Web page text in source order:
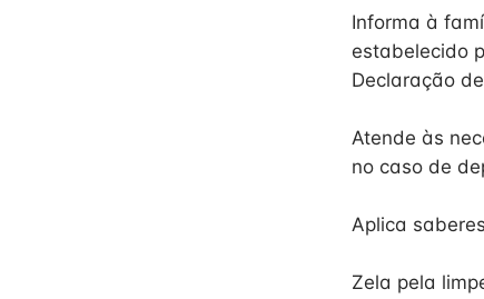
Informa à
estabelecido
Declaração
Atende às
no caso de
Aplica
Zela pela